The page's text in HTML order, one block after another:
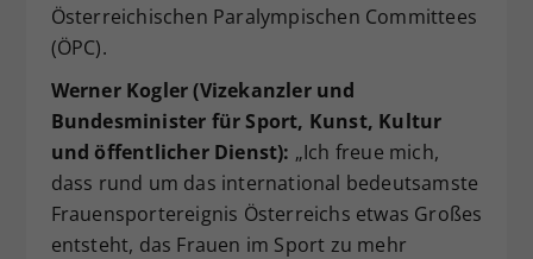
Österreichischen Paralympischen Committees
(ÖPC).
Werner Kogler (Vizekanzler und
Bundesminister für Sport, Kunst, Kultur
und öffentlicher Dienst): „Ich freue mich,
dass rund um das international bedeutsamste
Frauensportereignis Österreichs etwas Großes
entsteht, das Frauen im Sport zu mehr